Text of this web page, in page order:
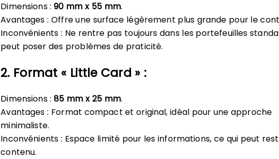
Dimensions :90 mm x 55 mm.
Avantages : Offre une surface légèrement plus grande pour le
Inconvénients : Ne rentre pas toujours dans les portefeuilles
peut poser des problèmes de praticité.
2. Format « Little Card » :
Dimensions :85 mm x 25 mm.
Avantages : Format compact et original, idéal pour une approche
minimaliste.
Inconvénients : Espace limité pour les informations, ce qui peut
contenu.